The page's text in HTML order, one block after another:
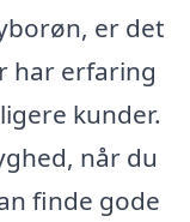
er det
har erfaring
kunder.
når du
finde gode